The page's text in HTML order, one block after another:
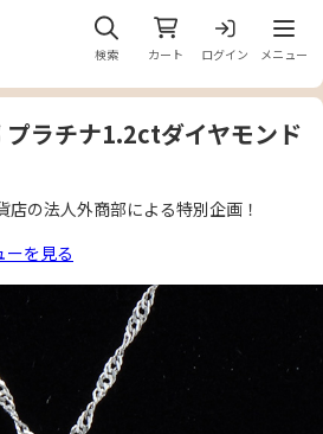
検索 カート ログイン
メニ
メニュー
ラチナ1.2ctダイヤモンド
の法人外商部による特別企画！
ーを見る